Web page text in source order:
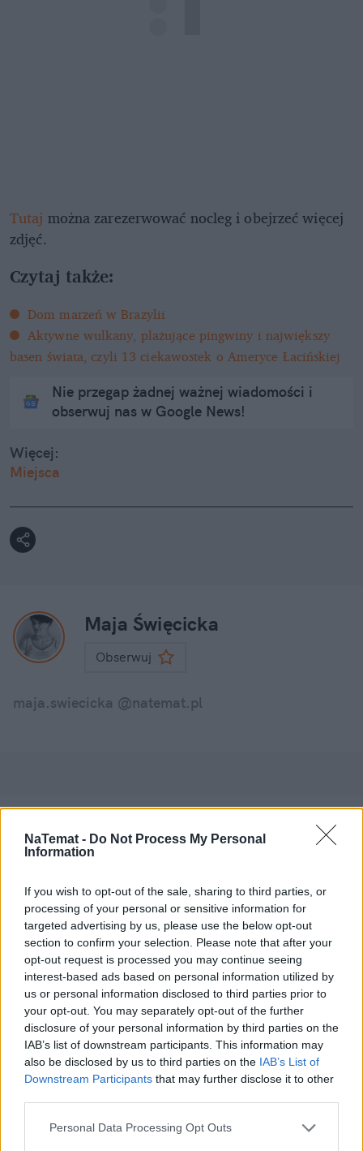
NaTemat - Do Not Process My Personal
Information
If you wish to opt-out of the sale, sharing to third parties, or
processing of your personal or sensitive information for
targeted advertising by us, please use the below opt-out
section to confirm your selection. Please note that after your
opt-out request is processed you may continue seeing
interest-based ads based on personal information utilized by
us or personal information disclosed to third parties prior to
your opt-out. You may separately opt-out of the further
disclosure of your personal information by third parties on the
IAB’s list of downstream participants. This information may
also be disclosed by us to third parties on the IAB’s List of
Downstream Participants that may further disclose it to other
Personal Data Processing Opt Outs
Tutaj można zarezerwować nocleg i obejrzeć więcej
zdjęć.
Czytaj także:
Dom marzeń w Brazylii
Aktywne wulkany, plażujące pingwiny i największy
basen świata, czyli 13 ciekawostek o Ameryce Łacińskiej
Nie przegap żadnej ważnej wiadomości i
obserwuj nas w Google News!
Więcej:
Miejsca
Maja Święcicka
Obserwuj
maja.swiecicka @natemat.pl
Czytaj więcej
Nowa seria Samsung Galaxy Z.
Smartfony, które zwijając biuro,